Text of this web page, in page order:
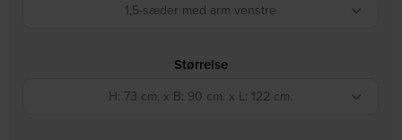
1,5-sæder med arm venstre
Størrelse
H: 73 cm. x B: 90 cm. x L: 122 cm.